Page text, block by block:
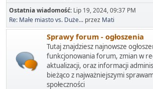
Ostatnia wiadomość: Lip 19, 2024, 09:37 PM
Re: Małe miasto vs. Duże... przez Mati
Sprawy forum - ogłoszenia
Tutaj znajdziesz najnowsze
funkcjonowania forum, zmian w
aktualizacji, oraz informacji
bieżąco z najważniejszymi
społeczności